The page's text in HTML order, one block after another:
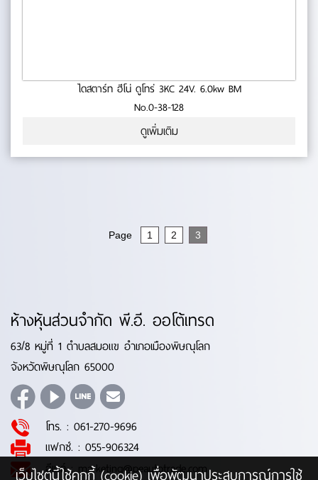
ไดสตาร์ท ฮีโน่ ดูโทร่ 3KC 24V. 6.0kw BM
No.0-38-128
ดูเพิ่มเติม
Page 1 2 3
ห้างหุ้นส่วนจำกัด พี.อี. ออโต้เทรด
63/8 หมู่ที่ 1 ตำบลสมอแข อำเภอเมืองพิษณุโลก
จังหวัดพิษณุโลก 65000
โทร. : 061-270-9696
แฟกซ์. : 055-906324
อีเมล์ :marketing@peautotrade.com